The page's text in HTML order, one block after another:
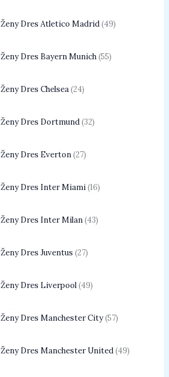
Ženy Dres Atletico Madrid 49
Ženy Dres Bayern Munich 55
Ženy Dres Chelsea 24
Ženy Dres Dortmund 32
Ženy Dres Everton 27
Ženy Dres Inter Miami 16
Ženy Dres Inter Milan 43
Ženy Dres Juventus 27
Ženy Dres Liverpool 49
Ženy Dres Manchester City 57
Ženy Dres Manchester United 49